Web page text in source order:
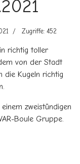
Zugriffe: 452
richtig toller
von der Stadt
die Kugeln richtig
zweistündigen
Boule Gruppe.